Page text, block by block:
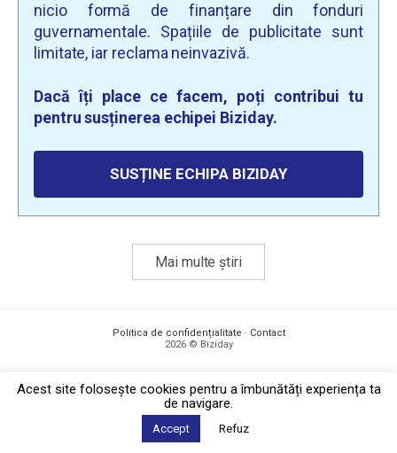
nicio formă de finanțare din fonduri
guvernamentale. Spațiile de publicitate sunt
limitate, iar reclama neinvazivă.
Dacă îți place ce facem, poți contribui tu
pentru susținerea echipei Biziday.
SUSȚINE ECHIPA BIZIDAY
Mai multe știri
Politica de confidențialitate · Contact
2026 © Biziday
Acest site foloseşte cookies pentru a îmbunătăți experiența ta
de navigare.
Accept Refuz